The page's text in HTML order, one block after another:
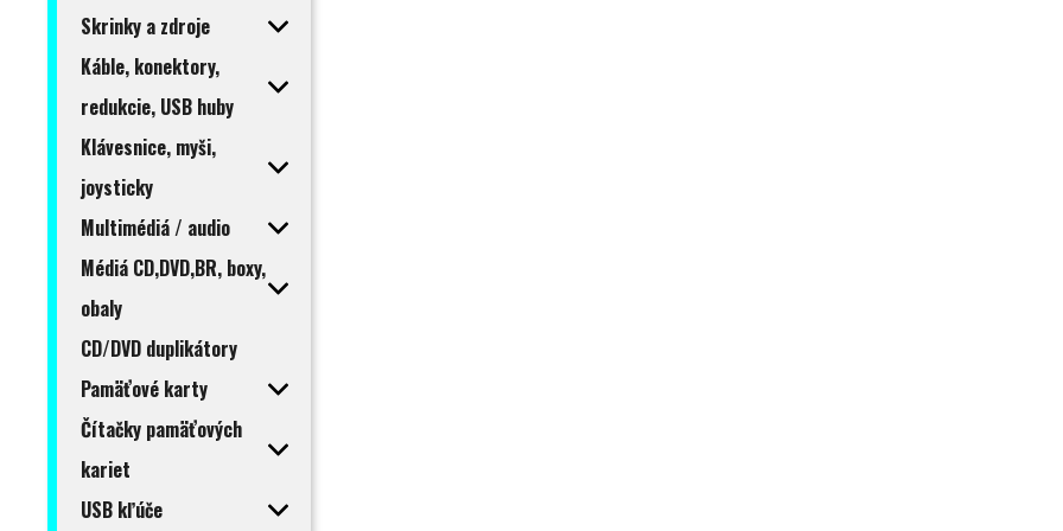
Skrinky a zdroje
Káble, konektory,
redukcie, USB huby
Klávesnice, myši,
joysticky
Multimédiá / audio
Médiá CD,DVD,BR, boxy,
obaly
CD/DVD duplikátory
Pamäťové karty
Čítačky pamäťových
kariet
USB kľúče